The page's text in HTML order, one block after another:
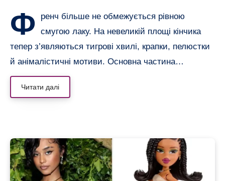
Ф
ренч більше не обмежується рівною
смугою лаку. На невеликій площі кінчика
тепер з’являються тигрові хвилі, крапки, пелюстки
й анімалістичні мотиви. Основна частина…
Читати далі